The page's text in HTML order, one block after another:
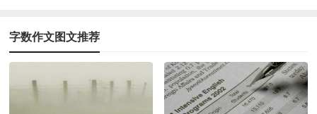
字数作文图文推荐